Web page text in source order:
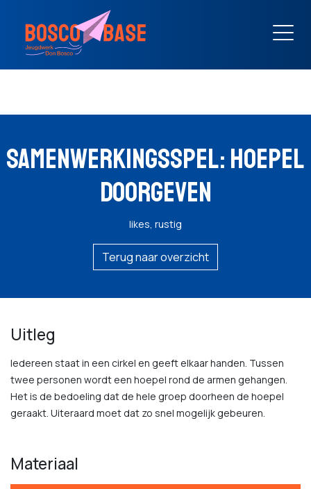
SAMENWERKINGSSPEL: HOEPEL
DOORGEVEN
likes, rustig
Terug naar overzicht
Uitleg
Iedereen staat in een cirkel en geeft elkaar handen. Tussen
twee personen wordt een hoepel rond de armen gehangen.
Het is de bedoeling dat de hele groep doorheen de hoepel
geraakt. Uiteraard moet dat zo snel mogelijk gebeuren.
Materiaal